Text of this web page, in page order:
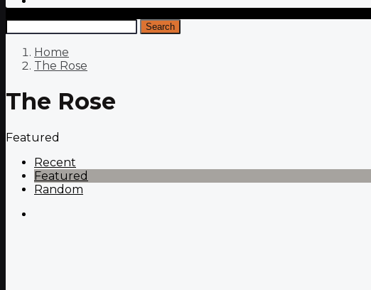
Search
Home
The Rose
The Rose
Featured
Recent
Featured
Random